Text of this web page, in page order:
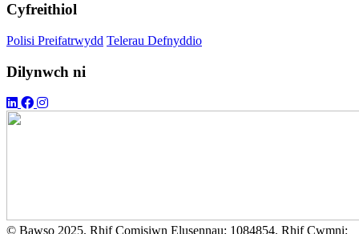
Cyfreithiol
Polisi Preifatrwydd Telerau Defnyddio
Dilynwch ni
© Bawso 2025. Rhif Comisiwn Elusennau: 1084854. Rhif Cwmni: